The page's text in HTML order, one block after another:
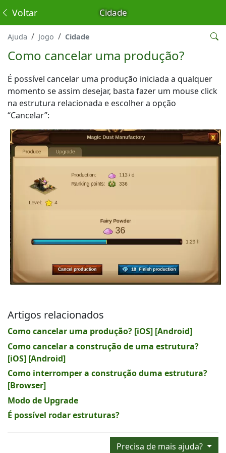
Cidade
Voltar
Ajuda Jogo Cidade
Como cancelar uma produção?
É possível cancelar uma produção iniciada a qualquer
momento se assim desejar, basta fazer um mouse click
na estrutura relacionada e escolher a opção
“Cancelar”:
Artigos relacionados
Como cancelar uma produção? [iOS] [Android]
Como cancelar a construção de uma estrutura?
[iOS] [Android]
Como interromper a construção duma estrutura?
[Browser]
Modo de Upgrade
É possível rodar estruturas?
Precisa de mais ajuda?